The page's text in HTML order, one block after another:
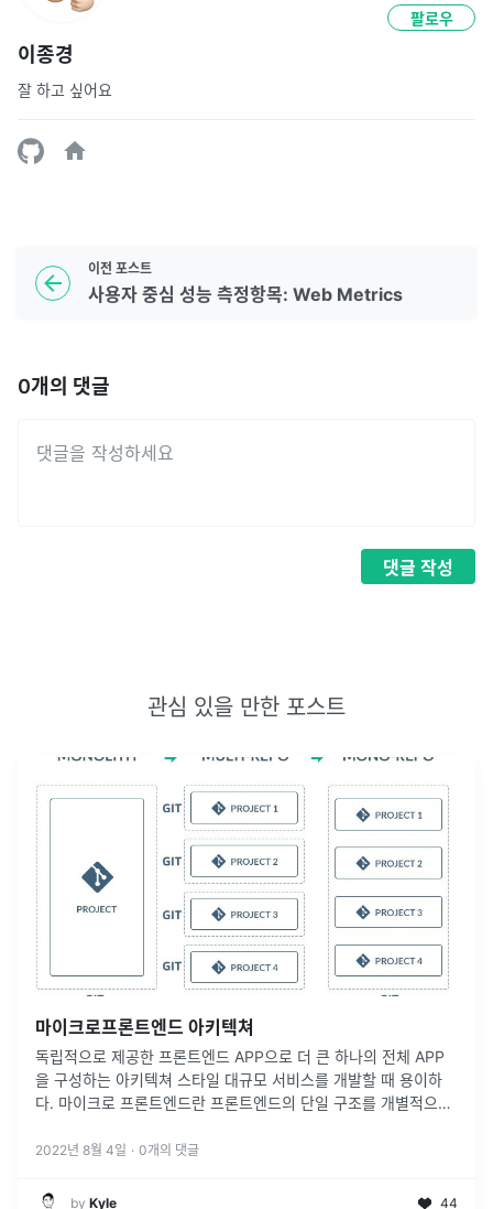
이종경
잘 하고 싶어요
팔로우
이전 포스트
사용자 중심 성능 측정항목: Web Metrics
0개의 댓글
댓글 작성
관심 있을 만한 포스트
마이크로프론트엔드 아키텍쳐
독립적으로 제공한 프론트엔드 APP으로 더 큰 하나의 전체 APP
을 구성하는 아키텍쳐 스타일 대규모 서비스를 개발할 때 용이하
다. 마이크로 프론트엔드란 프론트엔드의 단일 구조를 개별적으로
2022년 8월 4일 · 0개의 댓글
by Kyle 44